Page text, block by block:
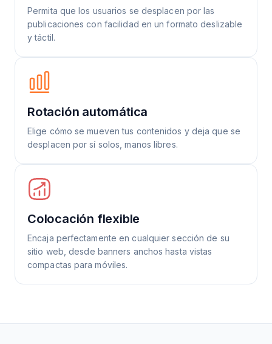
Permita que los usuarios se desplacen por las
publicaciones con facilidad en un formato deslizable
y táctil.
Rotación automática
Elige cómo se mueven tus contenidos y deja que se
desplacen por sí solos, manos libres.
Colocación flexible
Encaja perfectamente en cualquier sección de su
sitio web, desde banners anchos hasta vistas
compactas para móviles.